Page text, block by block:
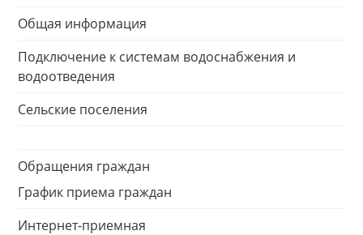
Общая информация
Подключение к системам водоснабжения и
водоотведения
Сельские поселения
Обращения граждан
График приема граждан
Интернет-приемная